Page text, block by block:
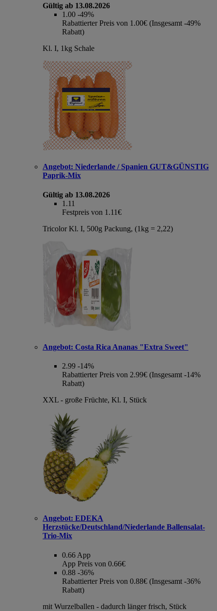
Gültig ab 13.08.2026
1.00 -49%
Rabattierter Preis von 1.00€ (Insgesamt -49%
Rabatt)
Kl. I, 1kg Schale
Angebot: Niederlande / Spanien GUT&GÜNSTIG
Paprik-Mix
Gültig ab 13.08.2026
1.11
Festpreis von 1.11€
Tricolor Kl. I, 500g Packung, (1kg = 2,22)
Angebot: Costa Rica Ananas "Extra Sweet"
2.99 -14%
Rabattierter Preis von 2.99€ (Insgesamt -14%
Rabatt)
XXL - große Früchte, Kl. I, Stück
Angebot: EDEKA
Herzstücke/Deutschland/Niederlande Ballensalat-
Trio-Mix
0.66 App
App Preis von 0.66€
0.88 -36%
Rabattierter Preis von 0.88€ (Insgesamt -36%
Rabatt)
mit Wurzelballen - dadurch länger frisch, Stück